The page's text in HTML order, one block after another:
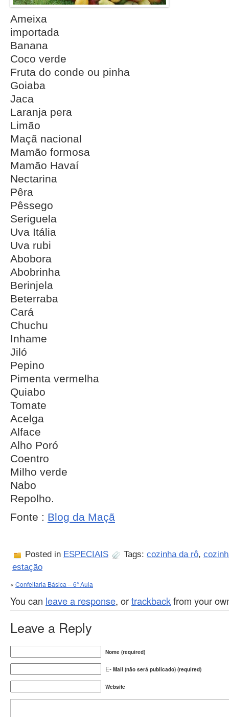
Ameixa
importada
Banana
Coco verde
Fruta do conde ou pinha
Goiaba
Jaca
Laranja pera
Limão
Maçã nacional
Mamão formosa
Mamão Havaí
Nectarina
Pêra
Pêssego
Seriguela
Uva Itália
Uva rubi
Abobora
Abobrinha
Berinjela
Beterraba
Cará
Chuchu
Inhame
Jiló
Pepino
Pimenta vermelha
Quiabo
Tomate
Acelga
Alface
Alho Poró
Coentro
Milho verde
Nabo
Repolho.
Fonte : Blog da Maçã
Posted in ESPECIAIS Tags: cozinha da rô,
estação
« Confeitaria Básica – 6ª Aula
You can leave a response, ortrackbackfrom your
Leave a Reply
Nome (required)
E- Mail (não será publicado) (required)
Website